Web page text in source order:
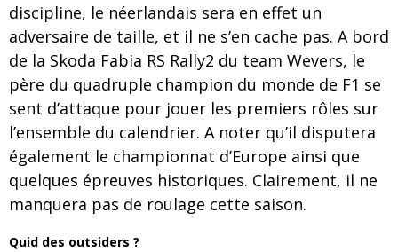
discipline, le néerlandais sera en effet un
adversaire de taille, et il ne s’en cache pas. A bord
de la Skoda Fabia RS Rally2 du team Wevers, le
père du quadruple champion du monde de F1 se
sent d’attaque pour jouer les premiers rôles sur
l’ensemble du calendrier. A noter qu’il disputera
également le championnat d’Europe ainsi que
quelques épreuves historiques. Clairement, il ne
manquera pas de roulage cette saison.
Quid des outsiders ?